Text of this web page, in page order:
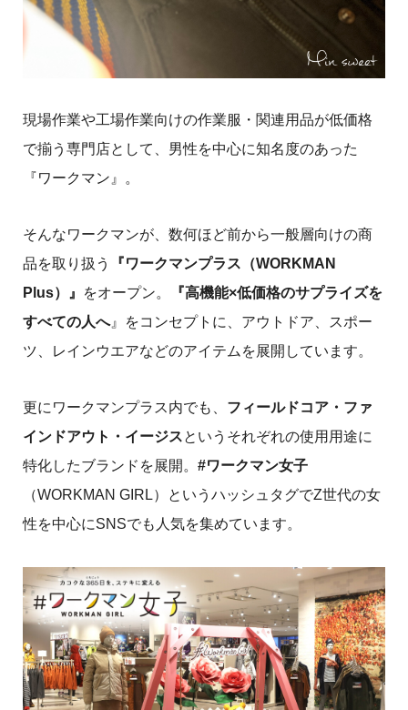
現場作業や工場作業向けの作業服・関連用品が低価格
で揃う専門店として、男性を中心に知名度のあった
『ワークマン』。
そんなワークマンが、数何ほど前から一般層向けの商
品を取り扱う
『ワークマンプラス（WORKMAN
Plus）』
をオープン。
『高機能×低価格のサプライズを
すべての人へ』をコンセプトに、アウトドア、スポー
ツ、レインウエアなどのアイテムを展開しています。
更にワークマンプラス内でも、 フィールドコア・ファ
インドアウト・イージスというそれぞれの使用用途に
特化したブランドを展開。 #ワークマン女子
（WORKMAN GIRL）というハッシュタグでZ世代の女
性を中心にSNSでも人気を集めています。